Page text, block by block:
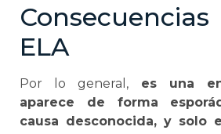
ELA
Por lo general, es una
aparece de forma
causa desconocida, y solo